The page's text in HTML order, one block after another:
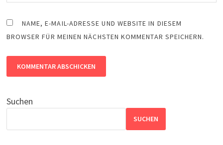
NAME, E-MAIL-ADRESSE UND WEBSITE IN DIESEM
BROWSER FÜR MEINEN NÄCHSTEN KOMMENTAR SPEICHERN.
Suchen
SUCHEN